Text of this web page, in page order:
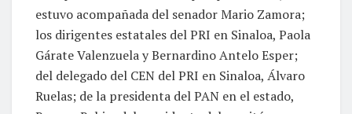
estuvo acompañada del senador Mario Zamora;
los dirigentes estatales del PRI en Sinaloa, Paola
Gárate Valenzuela y Bernardino Antelo Esper;
del delegado del CEN del PRI en Sinaloa, Álvaro
Ruelas; de la presidenta del PAN en el estado,